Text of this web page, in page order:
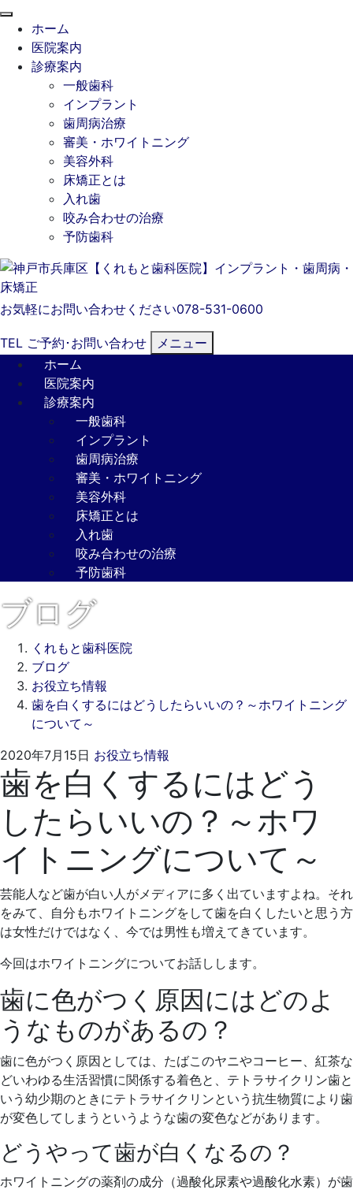
ホーム
医院案内
診療案内
一般歯科
インプラント
歯周病治療
審美・ホワイトニング
美容外科
床矯正とは
入れ歯
咬み合わせの治療
予防歯科
お気軽にお問い合わせください078-531-0600
TEL ご予約･ お問い合わせ
メニュー
ホーム
医院案内
診療案内
一般歯科
インプラント
歯周病治療
審美・ホワイトニング
美容外科
床矯正とは
入れ歯
咬み合わせの治療
予防歯科
ブログ
くれもと歯科医院
ブログ
お役立ち情報
歯を白くするにはどうしたらいいの？～ホワイトニング
について～
2020年7月15日 お役立ち情報
年
4
月
19
日
れ
も
と
歯
科
医
院
歯を白くするにはどう
したらいいの？～ホワ
イトニングについて～
芸能人など歯が白い人がメディアに多く出ていますよね。それ
をみて、自分もホワイトニングをして歯を白くしたいと思う方
は女性だけではなく、今では男性も増えてきています。
今回はホワイトニングについてお話しします。
歯に色がつく原因にはどのよ
うなものがあるの？
歯に色がつく原因としては、たばこのヤニやコーヒー、紅茶な
どいわゆる生活習慣に関係する着色と、テトラサイクリン歯と
いう幼少期のときにテトラサイクリンという抗生物質により歯
が変色してしまうというような歯の変色などがあります。
どうやって歯が白くなるの？
ホワイトニングの薬剤の成分（過酸化尿素や過酸化水素）が歯